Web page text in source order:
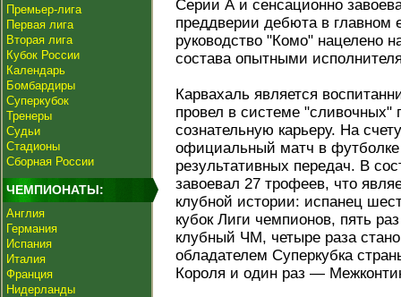
Премьер-лига
Первая лига
Вторая лига
Кубок России
Календарь
Бомбардиры
Суперкубок
Тренеры
Судьи
Стадионы
Сборная России
ЧЕМПИОНАТЫ:
Англия
Германия
Испания
Италия
Франция
Нидерланды
Серии А и сенсационно
преддверии дебюта в главном
руководство "Комо" нацелено
состава опытными
Карвахаль является
провел в системе "сливочных"
сознательную карьеру. На
официальный матч в
результативных передач. В
завоевал 27 трофеев, что
клубной истории: испанец
кубок Лиги чемпионов, пять
клубный ЧМ, четыре раза
обладателем Суперкубка
Короля и один раз —